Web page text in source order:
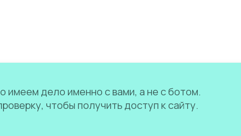
имеем дело именно с вами, а не с ботом.
чтобы получить доступ к сайту.